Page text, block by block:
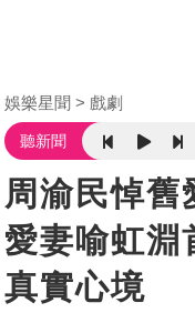
娛樂星聞 戲劇
聽新聞
周渝民悼舊
愛妻喻虹
真實心境